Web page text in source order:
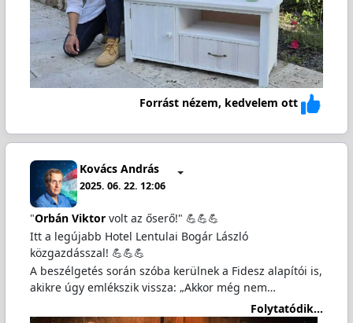
Forrást nézem, kedvelem ott
Kovács András
2025. 06. 22. 12:06
"Orbán Viktorvolt az őserő!" 💪💪💪
Itt a legújabb Hotel Lentulai Bogár László
közgazdásszal! 💪💪💪
A beszélgetés során szóba kerülnek a Fidesz alapítói is,
akikre úgy emlékszik vissza: „Akkor még nem…
Folytatódik...